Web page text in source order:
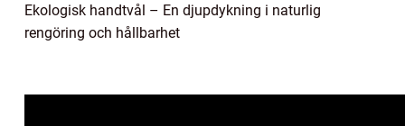
Ekologisk handtvål – En djupdykning i naturlig
rengöring och hållbarhet